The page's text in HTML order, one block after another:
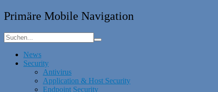
Primäre Mobile Navigation
News
Security
Antivirus
Application & Host Security
Endpoint Security